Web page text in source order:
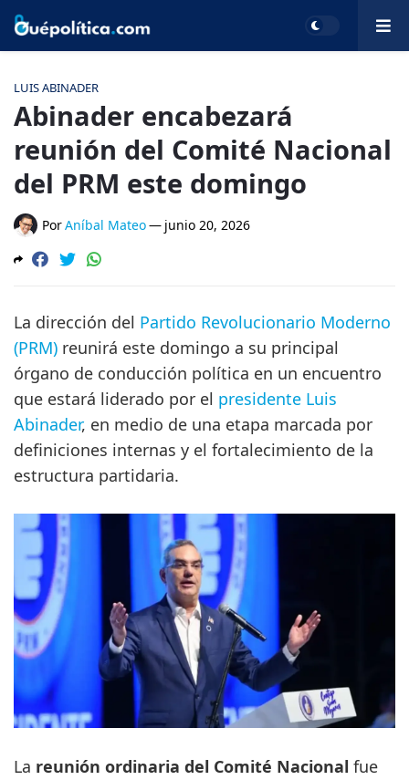
LUIS ABINADER
Abinader encabezará
reunión del Comité Nacional
del PRM este domingo
PorAníbal Mateo— junio 20, 2026
La dirección del Partido Revolucionario Moderno
(PRM) reunirá este domingo a su principal
órgano de conducción política en un encuentro
que estará liderado por el presidente Luis
Abinader, en medio de una etapa marcada por
definiciones internas y el fortalecimiento de la
estructura partidaria.
La reunión ordinaria del Comité Nacional fue